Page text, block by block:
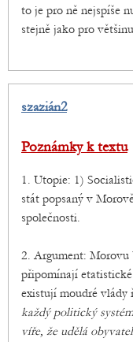
to je pro ně nejspíše
stejně jako pro
szazián2
Poznámky k textu
1. Utopie: 1)
stát popsaný v
společnosti.
2. Argument:
připomínají
existují moudré vlády
každý politický
víře, že udělá